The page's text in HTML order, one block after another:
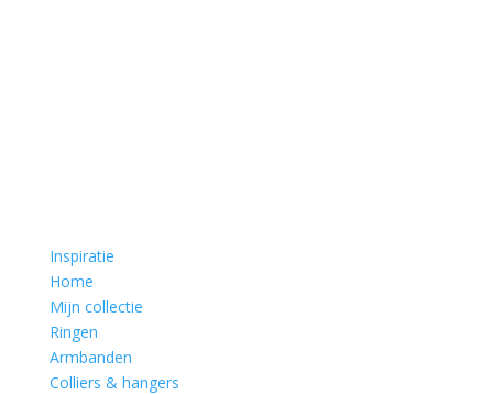
Inspiratie
Home
Mijn collectie
Ringen
Armbanden
Colliers & hangers